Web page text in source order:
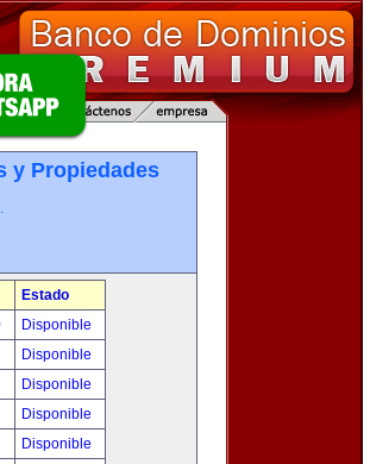
y Propiedades
Estado
Disponible
Disponible
Disponible
Disponible
Disponible